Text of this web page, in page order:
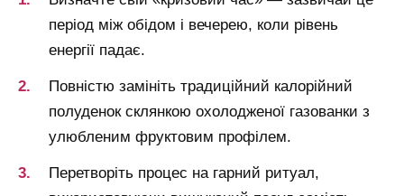
період між обідом і вечерею, коли рівень
енергії падає.
Повністю замініть традиційний калорійний
полуденок склянкою охолодженої газованки з
улюбленим фруктовим профілем.
Перетворіть процес на гарний ритуал,